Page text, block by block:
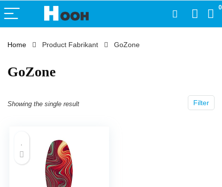
0
Home Product Fabrikant ‎GoZone
‎GoZone
Filter
Showing the single result